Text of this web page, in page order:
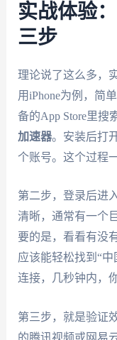
实战体验
三步
理论说了这么多，
用iPhone为例，简
备的App Store里搜
加速器。安装后打
个账号。这个过程
第二步，登录后进
清晰，通常有一个
要的是，看看有没
应该能轻松找到“
连接，几秒钟内，
第三步，就是验证
的腾讯视频或网易